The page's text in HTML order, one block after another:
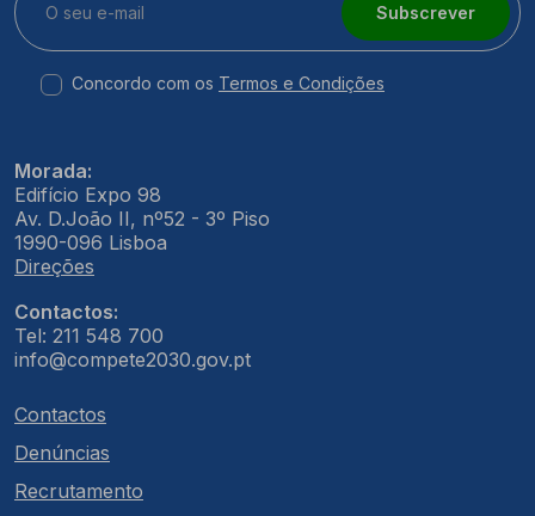
Subscrever
Concordo com os Termos e Condições
Morada:
Edifício Expo 98
Av. D.João II, nº52 - 3º Piso
1990-096 Lisboa
Direções
Contactos:
Tel: 211 548 700
info@compete2030.gov.pt
Contactos
Denúncias
Recrutamento